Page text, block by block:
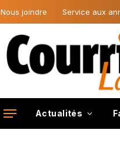
Nous joindre Service aux
Actualités